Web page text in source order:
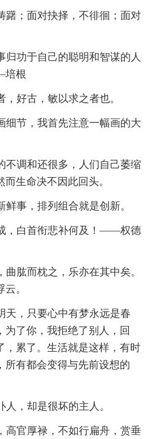
躇；面对抉择，不徘徊；面对
归功于自己的聪明和智谋的人
培根
，好古，敏以求之者也。
细节，我首先注意一幅画的大
不调和还很多，人们自己萎缩
生命决不因此回头。
鲜事，排列组合就是创新。
，白首衔悲补何及！——权德
曲肱而枕之，乐亦在其中矣。
。
天，只要心中有梦永远是春
为了你，我拒绝了别人，回
，累了。生活就是这样，有时
所有都会变得与先前设想的
，却是很坏的主人。
高官厚禄，不如行扁舟，赏垂